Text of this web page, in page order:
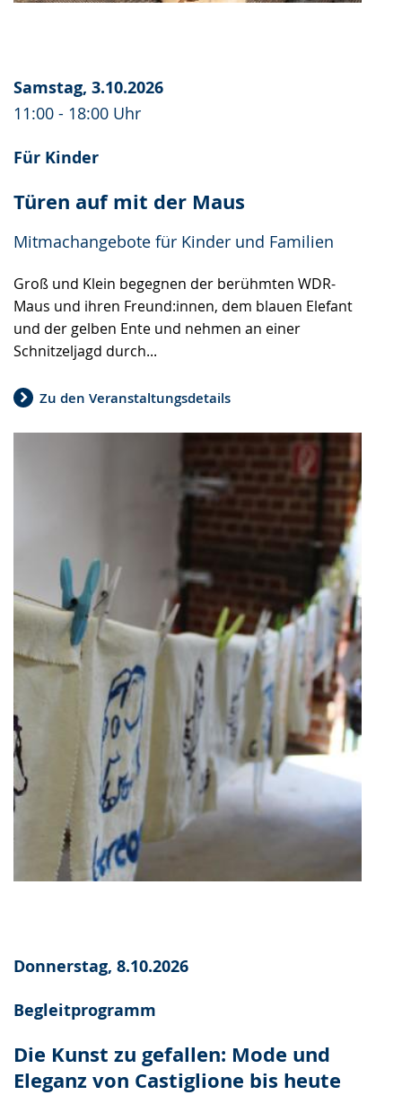
Samstag, 3.10.2026
11:00 - 18:00 Uhr
Für Kinder
Türen auf mit der Maus
Mitmachangebote für Kinder und Familien
Groß und Klein begegnen der berühmten WDR-
Maus und ihren Freund:innen, dem blauen Elefant
und der gelben Ente und nehmen an einer
Schnitzeljagd durch...
Zu den Veranstaltungsdetails
Donnerstag, 8.10.2026
Begleitprogramm
Die Kunst zu gefallen: Mode und
Eleganz von Castiglione bis heute